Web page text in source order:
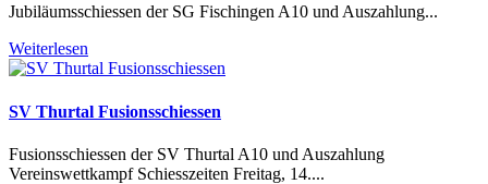
Jubiläumsschiessen der SG Fischingen A10 und Auszahlung...
Weiterlesen
SV Thurtal Fusionsschiessen
Fusionsschiessen der SV Thurtal A10 und Auszahlung
Vereinswettkampf Schiesszeiten Freitag, 14....